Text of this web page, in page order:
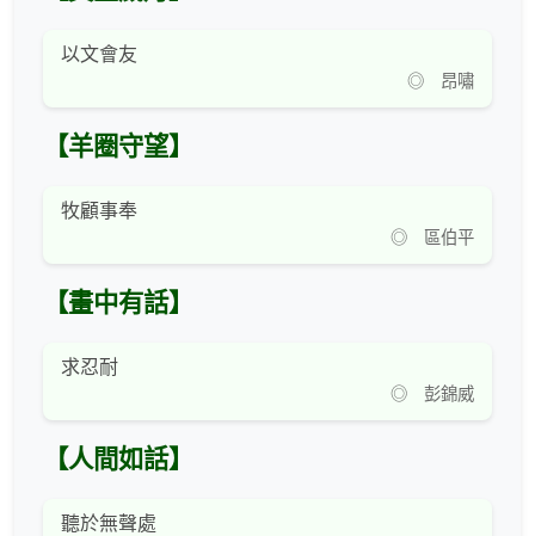
以文會友
◎ 昂嘯
【羊圈守望】
牧顧事奉
◎ 區伯平
【畫中有話】
求忍耐
◎ 彭錦威
【人間如話】
聽於無聲處